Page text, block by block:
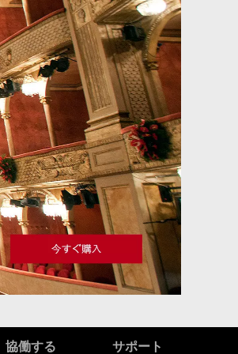
協働する サポート